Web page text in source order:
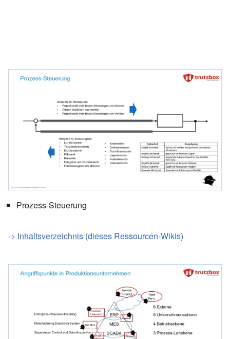
Prozess-Steuerung
-> Inhaltsverzeichnis (dieses Ressourcen-Wikis)